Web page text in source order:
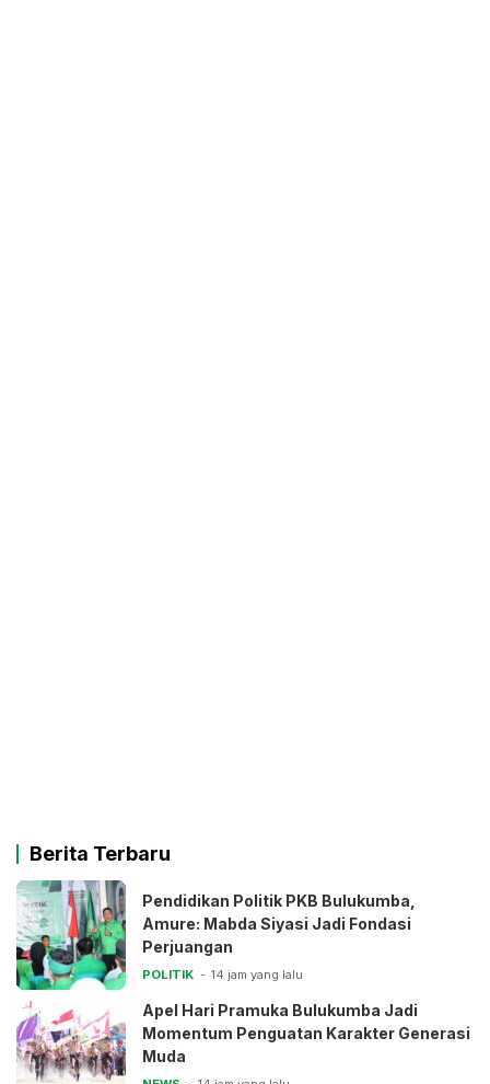
Berita Terbaru
Pendidikan Politik PKB Bulukumba,
Amure: Mabda Siyasi Jadi Fondasi
Perjuangan
POLITIK 14 jam yang lalu
Apel Hari Pramuka Bulukumba Jadi
Momentum Penguatan Karakter Generasi
Muda